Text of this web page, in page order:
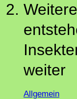
weiter
Allgemein